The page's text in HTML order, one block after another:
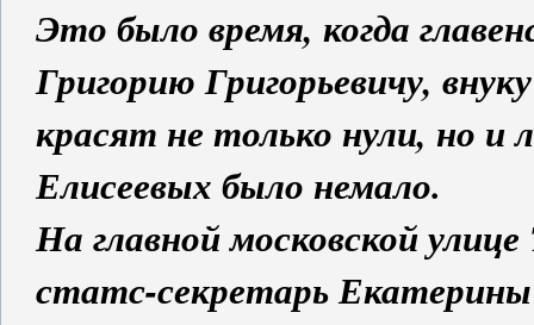
Это было время, когда
Григорию Григорьевичу,
красят не только нули, но и
Елисеевых было немало.
На главной московской улице
статс-секретарь